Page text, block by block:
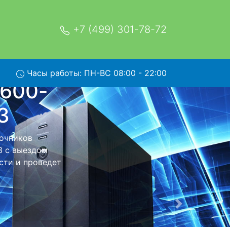
+7 (499) 301-78-72
Часы работы: ПН-ВС 08:00 - 22:00
центр
Ваш ИБП для
ремонта
Следующая